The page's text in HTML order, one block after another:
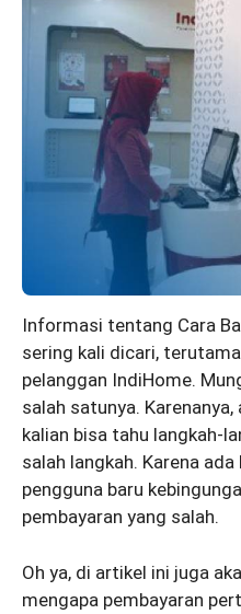
Informasi tentang Cara
sering kali dicari,
pelanggan IndiHome.
salah satunya.
kalian bisa tahu langkah-
salah langkah. Karena
pengguna baru
pembayaran yang salah.
Oh ya, di artikel ini juga
mengapa pembayaran